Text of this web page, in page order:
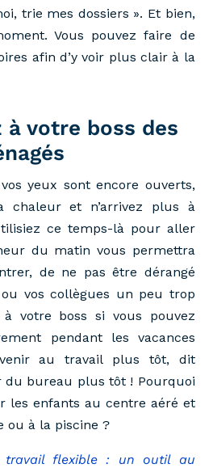
trie mes dossiers ». Et bien,
Vous pouvez faire de
afin d’y voir plus clair à la
à votre boss des
yeux sont encore ouverts,
chaleur et n’arrivez plus à
ce temps-là pour aller
du matin vous permettra
de ne pas être dérangé
vos collègues un peu trop
à votre boss si vous pouvez
pendant les vacances
au travail plus tôt, dit
du bureau plus tôt ! Pourquoi
les enfants au centre aéré et
ou à la piscine ?
travail flexible : un outil au